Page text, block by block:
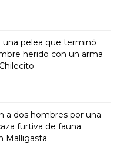
una pelea que terminó
herido con un arma
a dos hombres por una
furtiva de fauna
Malligasta